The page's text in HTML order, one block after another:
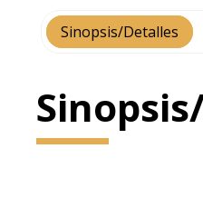
Sinopsis/Detalles